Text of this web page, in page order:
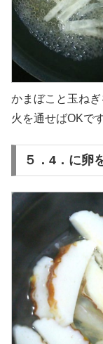
かまぼこと玉ね
火を通せばOKです
５．4．に卵